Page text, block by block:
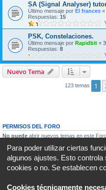
SA (Signal Analyser)
Último mensaje por El frances «
Respuestas: 15
PSK, Constelaciones.
Último mensaje por Rapidbit «
Respuestas: 8
Nuevo Tema
123 temas 1
PERMISOS DEL FORO
No puede abrir nuevos temas en este
No puedeeditar sus mensajes en este
No puedeborrar sus mensajes en este
No puede
enviar adjuntos en este Foro
Para poder utilizar ciertas
algunos ajustes. Esto
cookies o no. Se establecen
Cookies técnicamente